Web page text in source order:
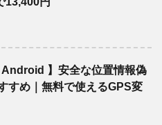
Android 】安全な位置情報偽
すめ｜無料で使えるGPS変